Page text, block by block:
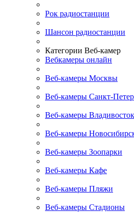
Рок радиостанции
Шансон радиостанции
Категории Веб-камер
Вебкамеры онлайн
Веб-камеры Москвы
Веб-камеры Санкт-
Веб-камеры Владивосток
Веб-камеры
Веб-камеры Зоопарки
Веб-камеры Кафе
Веб-камеры Пляжи
Веб-камеры Стадионы